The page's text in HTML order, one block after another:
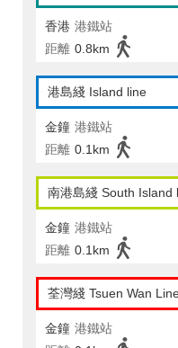
香港 港鐵站
距離 0.8km
港島綫 Island line
金鐘 港鐵站
距離 0.1km
南港島綫 South Island
金鐘 港鐵站
距離 0.1km
荃灣綫 Tsuen Wan
金鐘 港鐵站